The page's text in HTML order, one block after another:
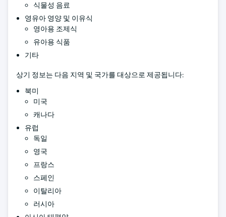
식물성 음료
영유아 영양 및 이유식
영아용 조제식
유아용 식품
기타
상기 정보는 다음 지역 및 국가를 대상으로 제공됩니다:
북미
미국
캐나다
유럽
독일
영국
프랑스
스페인
이탈리아
러시아